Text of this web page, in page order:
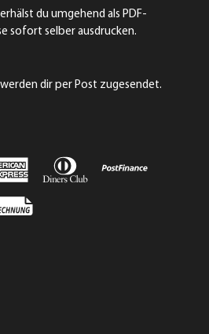
du umgehend als PDF-
sofort selber ausdrucken.
dir per Post zugesendet.